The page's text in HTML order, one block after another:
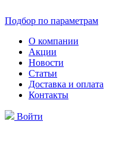
Подбор по параметрам
О компании
Акции
Новости
Статьи
Доставка и оплата
Контакты
Войти